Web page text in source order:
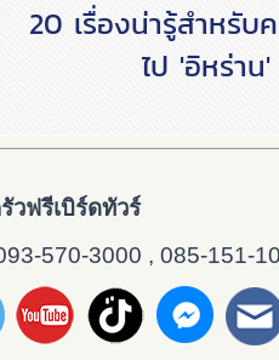
20 เรื่องน่ารู้สำหรับ
ไป 'อิหร่าน'
วฟรีเบิร์ดทัวร์
570-3000 , 085-151-